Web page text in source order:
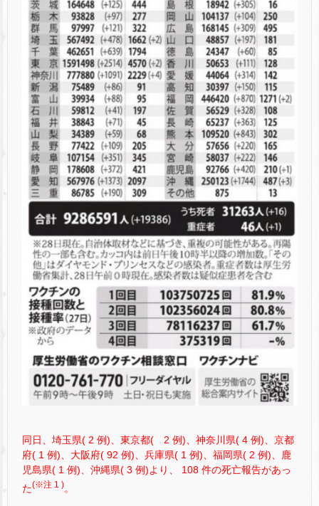
同日、埼玉県( 2 例)、東京都( 2 例)、神奈川県( 4 例)、京都
府( 1 例)、大阪府( 92 例)、兵庫県( 1 例)、福岡県( 2 例)、鹿
児島県( 1 例)、沖縄県( 3 例)より、 108 件の死亡報告があっ
た(※注 1 )。